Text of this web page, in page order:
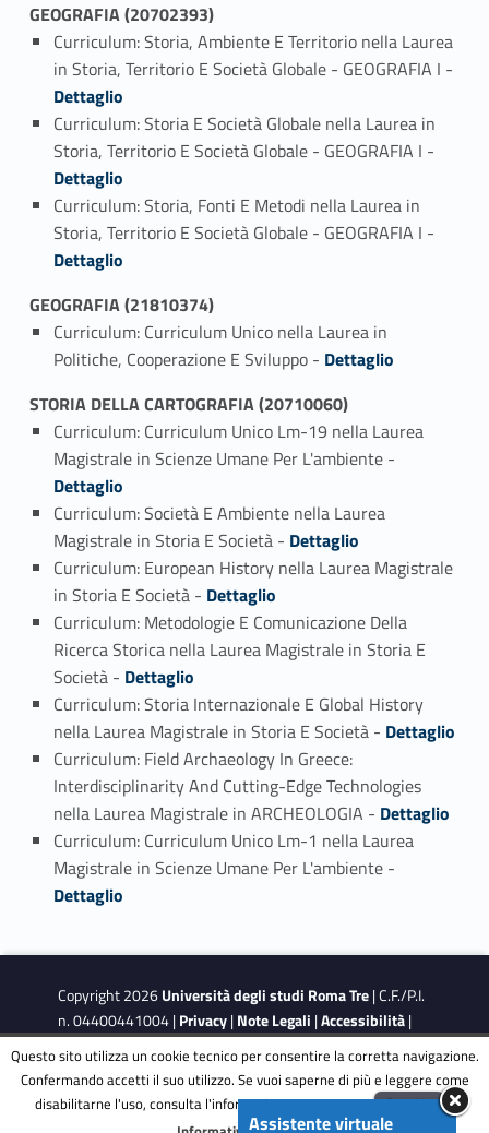
GEOGRAFIA (20702393)
Curriculum: Storia, Ambiente E Territorio nella Laurea
in Storia, Territorio E Società Globale - GEOGRAFIA I -
Dettaglio
Curriculum: Storia E Società Globale nella Laurea in
Storia, Territorio E Società Globale - GEOGRAFIA I -
Dettaglio
Curriculum: Storia, Fonti E Metodi nella Laurea in
Storia, Territorio E Società Globale - GEOGRAFIA I -
Dettaglio
GEOGRAFIA (21810374)
Curriculum: Curriculum Unico nella Laurea in
Politiche, Cooperazione E Sviluppo - Link identifier #identifier_person_8404-1
Dettaglio
STORIA DELLA CARTOGRAFIA (20710060)
Curriculum: Curriculum Unico Lm-19 nella Laurea
Magistrale in Scienze Umane Per L'ambiente -
Dettaglio
Curriculum: Società E Ambiente nella Laurea
Magistrale in Storia E Società - Link identifier #identifier_person_189774-2
Dettaglio
Curriculum: European History nella Laurea Magistrale
in Storia E Società - Link identifier #identifier_person_31124-3
Dettaglio
Curriculum: Metodologie E Comunicazione Della
Ricerca Storica nella Laurea Magistrale in Storia E
Società - Link identifier #identifier_person_33801-4
Dettaglio
Curriculum: Storia Internazionale E Global History
nella Laurea Magistrale in Storia E Società - Link identifier #identifier_person_119801-5
Dettaglio
Curriculum: Field Archaeology In Greece:
Interdisciplinarity And Cutting-Edge Technologies
nella Laurea Magistrale in ARCHEOLOGIA - Link identifier #identifier_person_120159-6
Dettaglio
Curriculum: Curriculum Unico Lm-1 nella Laurea
Magistrale in Scienze Umane Per L'ambiente -
Dettaglio
Copyright 2026Università degli studi Roma Tre| C.F./P.I.
n. 04400441004 |Privacy|Note Legali |Accessibilità|
Obiettivi di accessibilità
| Dichiarazione di accessibilità
Assistente virtuale
This site is protected by reCAPTCHA and the GooglePrivacy
Questo sito utilizza un cookie tecnico per consentire la corretta navigazione.
Confermando accetti il suo utilizzo. Se vuoi saperne di più e leggere come
disabilitarne l'uso, consulta l'informativa estesa.ENG
Accetta